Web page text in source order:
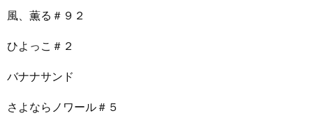
風、薫る＃９２
ひよっこ＃２
バナナサンド
さよならノワール＃５